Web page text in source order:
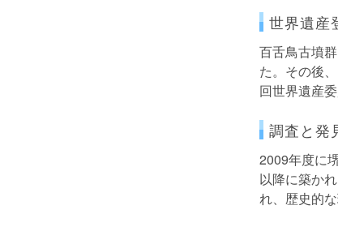
世界遺産
百舌鳥古墳
た。その後
回世界遺産
調査と発
2009年度に
以降に築か
れ、歴史的